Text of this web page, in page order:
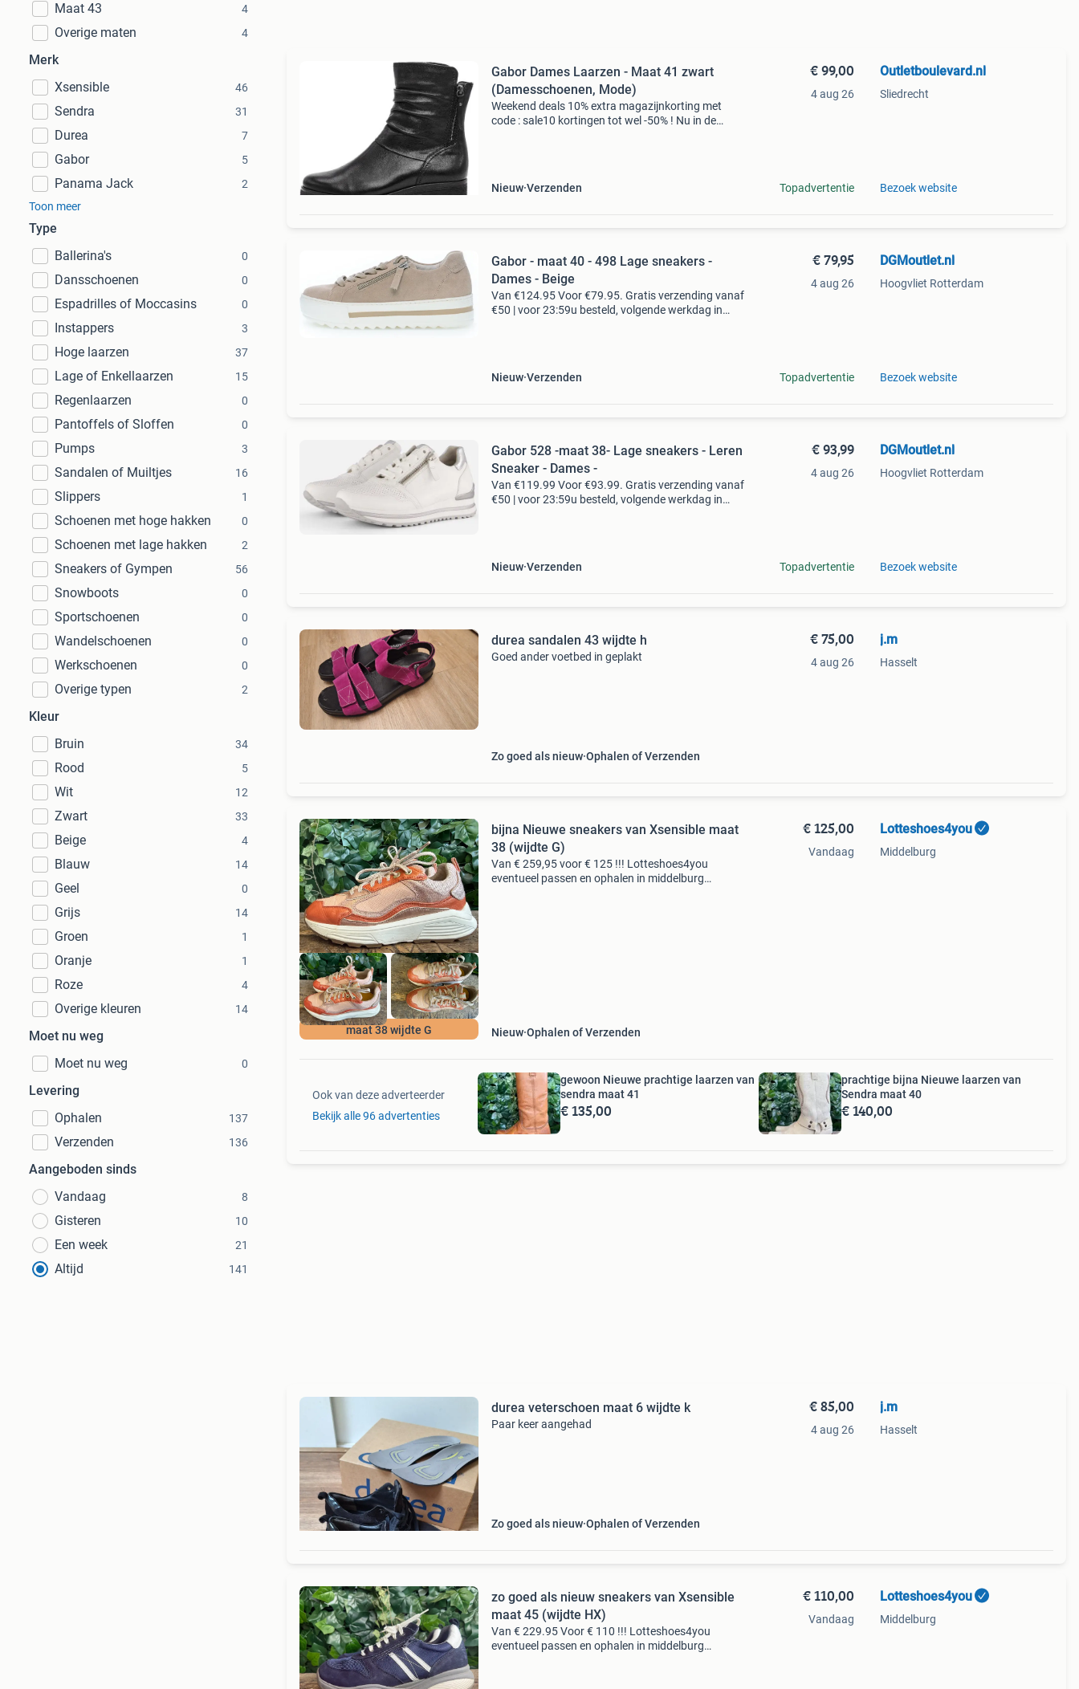
Maat 43 4
Overige maten 4
Merk
Xsensible
46
Sendra 31
Durea 7
Gabor 5
Panama Jack
2
Toon meer
Type
Ballerina's
0
Dansschoenen 0
Espadrilles of Moccasins 0
Instappers 3
Hoge laarzen 37
Lage of Enkellaarzen 15
Regenlaarzen 0
Pantoffels of Sloffen 0
Pumps 3
Sandalen of Muiltjes 16
Slippers 1
Schoenen met hoge hakken 0
Schoenen met lage hakken 2
Sneakers of Gympen 56
Snowboots 0
Sportschoenen 0
Wandelschoenen 0
Werkschoenen 0
Overige typen 2
Kleur
Bruin
34
Rood 5
Wit 12
Zwart 33
Beige 4
Blauw 14
Geel 0
Grijs 14
Groen 1
Oranje 1
Roze 4
Overige kleuren 14
Moet nu weg
Moet nu weg
0
Levering
Ophalen
137
Verzenden 136
Aangeboden sinds
Vandaag
8
Gisteren 10
Een week 21
Altijd 141
Gabor Dames Laarzen - Maat 41 zwart
(Damesschoenen, Mode)
Weekend deals 10% extra magazijnkorting met
code : sale10 kortingen tot wel -50% ! Nu in de
Nieuw Verzenden
€ 99,00
4 aug 26
Topadvertentie
Outletboulevard.nl
Sliedrecht
Bezoek website
Gabor - maat 40 - 498 Lage sneakers -
Dames - Beige
Van €124.95 Voor €79.95. Gratis verzending vanaf
€50 | voor 23:59u besteld, volgende werkdag in
Nieuw Verzenden
€ 79,95
4 aug 26
Topadvertentie
DGMoutlet.nl
Hoogvliet Rotterdam
Bezoek website
Gabor 528 -maat 38- Lage sneakers - Leren
Sneaker - Dames -
Van €119.99 Voor €93.99. Gratis verzending vanaf
€50 | voor 23:59u besteld, volgende werkdag in
Nieuw Verzenden
€ 93,99
4 aug 26
Topadvertentie
DGMoutlet.nl
Hoogvliet Rotterdam
Bezoek website
durea sandalen 43 wijdte h
Goed ander voetbed in geplakt
Zo goed als nieuw Ophalen of Verzenden
€ 75,00
4 aug 26
j.m
Hasselt
maat 38 wijdte G
bijna Nieuwe sneakers van Xsensible maat
38 (wijdte G)
Van € 259,95 voor € 125 !!! Lotteshoes4you
eventueel passen en ophalen in middelburg
Nieuw Ophalen of Verzenden
€ 125,00
Vandaag
Lotteshoes4you
Middelburg
Ook van deze adverteerder
Bekijk alle 96 advertenties
gewoon Nieuwe prachtige laarzen van
sendra maat 41
€ 135,00
prachtige bijna Nieuwe laarzen van
Sendra maat 40
€ 140,00
durea veterschoen maat 6 wijdte k
Paar keer aangehad
Zo goed als nieuw Ophalen of Verzenden
€ 85,00
4 aug 26
j.m
Hasselt
zo goed als nieuw sneakers van Xsensible
maat 45 (wijdte HX)
Van € 229.95 Voor € 110 !!! Lotteshoes4you
eventueel passen en ophalen in middelburg
€ 110,00
Vandaag
Lotteshoes4you
Middelburg